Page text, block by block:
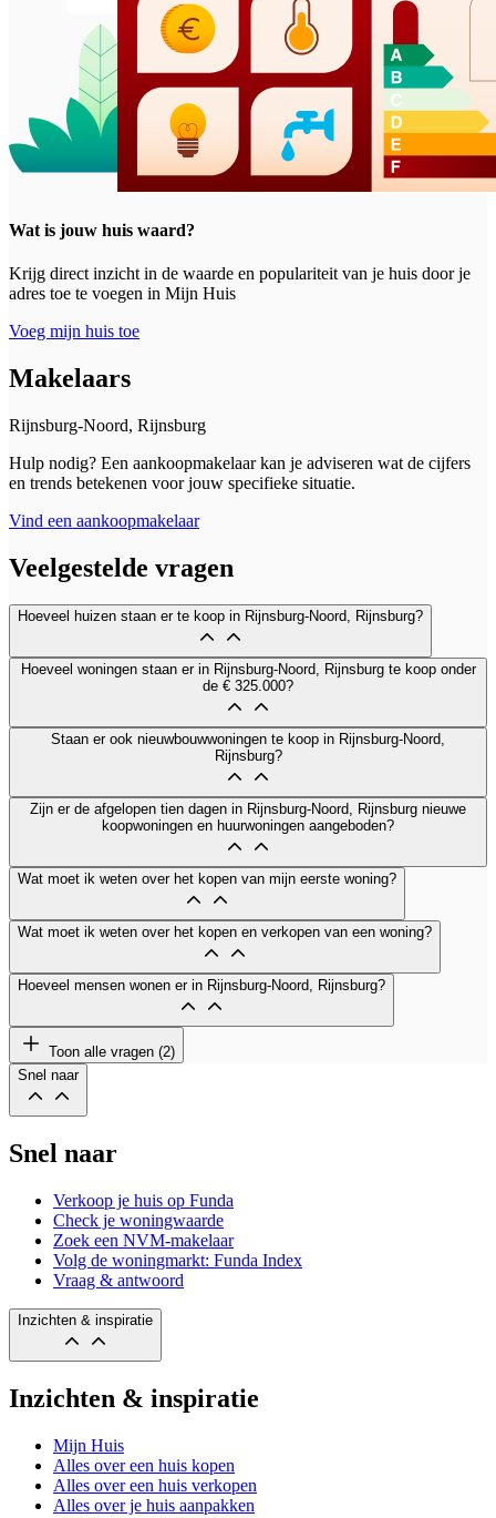
Wat is jouw huis waard?
Krijg direct inzicht in de waarde en populariteit van je huis door je
adres toe te voegen in Mijn Huis
Voeg mijn huis toe
Makelaars
Rijnsburg-Noord, Rijnsburg
Hulp nodig? Een aankoopmakelaar kan je adviseren wat de cijfers
en trends betekenen voor jouw specifieke situatie.
Vind een aankoopmakelaar
Veelgestelde vragen
Hoeveel huizen staan er te koop in Rijnsburg-Noord, Rijnsburg?
Hoeveel woningen staan er in Rijnsburg-Noord, Rijnsburg te koop onder
de € 325.000?
Staan er ook nieuwbouwwoningen te koop in Rijnsburg-Noord,
Rijnsburg?
Zijn er de afgelopen tien dagen in Rijnsburg-Noord, Rijnsburg nieuwe
koopwoningen en huurwoningen aangeboden?
Wat moet ik weten over het kopen van mijn eerste woning?
Wat moet ik weten over het kopen en verkopen van een woning?
Hoeveel mensen wonen er in Rijnsburg-Noord, Rijnsburg?
Toon alle vragen (2)
Snel naar
Snel naar
Verkoop je huis op Funda
Check je woningwaarde
Zoek een NVM-makelaar
Volg de woningmarkt: Funda Index
Vraag & antwoord
Inzichten & inspiratie
Inzichten & inspiratie
Mijn Huis
Alles over een huis kopen
Alles over een huis verkopen
Alles over je huis aanpakken